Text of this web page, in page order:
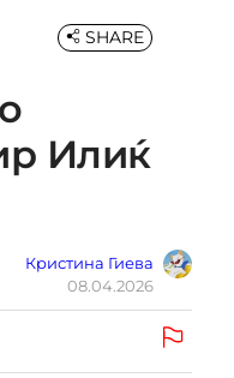
Илиќ
Кристина Гиева
08.04.2026
SHARE